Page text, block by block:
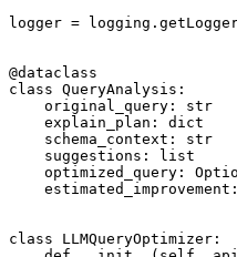
logger =
@dataclass
class QueryAnalysis:
    original_query: str
    explain_plan: dict
    schema_context: str
    suggestions: list
optimized_query:
class LLMQueryOptimizer: